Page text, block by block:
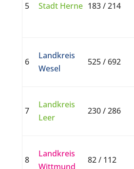
5 Stadt Herne 183 / 214
6
Landkreis
Wesel
525 / 692
7
Landkreis
Leer
230 / 286
8
Landkreis
Wittmund
82 / 112